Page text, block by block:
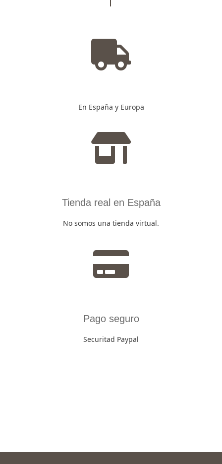
En España y Europa
Tienda real en España
No somos una tienda virtual.
Pago seguro
Securitad Paypal